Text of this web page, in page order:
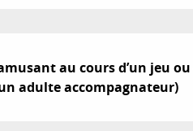
au cours d’un jeu
adulte accompagnateur)